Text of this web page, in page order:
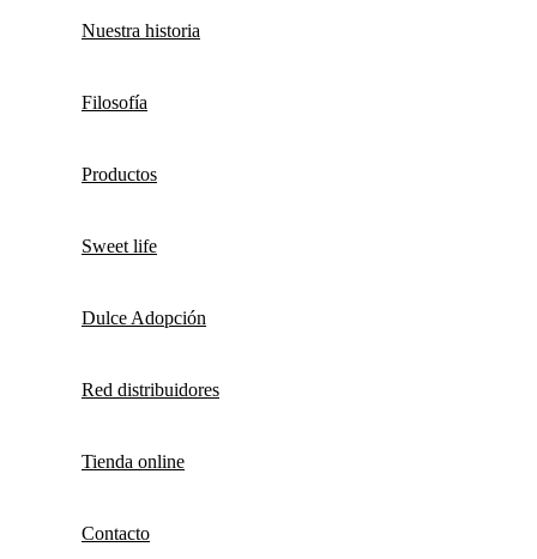
Nuestra historia
Filosofía
Productos
Sweet life
Dulce Adopción
Red distribuidores
Tienda online
Contacto